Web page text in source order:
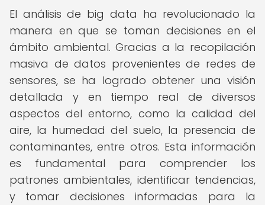
El análisis de big data ha revolucionado la
manera en que se toman decisiones en el
ámbito ambiental. Gracias a la recopilación
masiva de datos provenientes de redes de
sensores, se ha logrado obtener una visión
detallada y en tiempo real de diversos
aspectos del entorno, como la calidad del
aire, la humedad del suelo, la presencia de
contaminantes, entre otros. Esta información
es fundamental para comprender los
patrones ambientales, identificar tendencias,
y tomar decisiones informadas para la